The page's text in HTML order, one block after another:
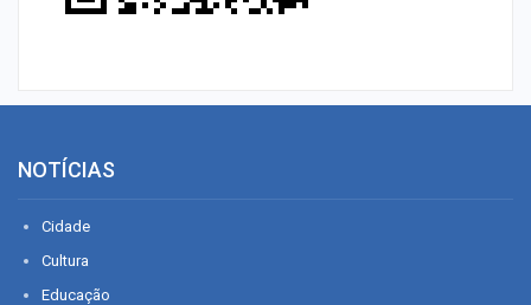
NOTÍCIAS
Cidade
Cultura
Educação